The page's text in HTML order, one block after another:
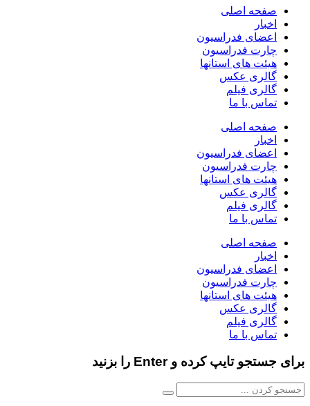
صفحه اصلی
اخبار
اعضای فدراسیون
چارت فدراسیون
هیئت های استانها
گالری عکس
گالری فیلم
تماس با ما
صفحه اصلی
اخبار
اعضای فدراسیون
چارت فدراسیون
هیئت های استانها
گالری عکس
گالری فیلم
تماس با ما
صفحه اصلی
اخبار
اعضای فدراسیون
چارت فدراسیون
هیئت های استانها
گالری عکس
گالری فیلم
تماس با ما
برای جستجو تایپ کرده و Enter را بزنید